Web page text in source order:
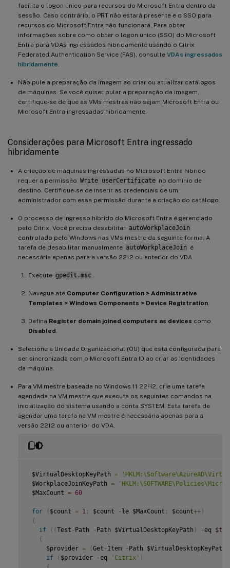
facilita o logon único para recursos do Microsoft Entra dentro da
sessão. Caso contrário, o PRT não estará presente e o SSO para
recursos do Microsoft Entra não funcionará. Para obter
informações sobre como obter o logon único (SSO) do Microsoft
Entra para VDAs ingressados hibridamente usando o Citrix
Federated Authentication Service (FAS), consulte VDAs ingressados
hibridamente
Não pule a preparação da imagem ao criar ou atualizar catálogos
de máquinas. Se você quiser pular a preparação da imagem,
certifique-se de que as VMs mestras não sejam Microsoft Entra ou
Microsoft Entra ingressadas hibridamente.
Considerações para Microsoft Entra ingressado
hibridamente
A criação de máquinas ingressadas no Microsoft Entra híbrido
requer a permissão Write userCertificate no domínio de
destino. Certifique-se de inserir as credenciais de um
administrador com essa permissão durante a criação do catálogo.
O processo de ingresso híbrido do Microsoft Entra é gerenciado
pelo Citrix. Você precisa desabilitar autoWorkplaceJoin
controlado pelo Windows nas VMs mestre da seguinte forma. A
tarefa de desabilitar manualmente autoWorkplaceJoin é
necessária apenas para a versão 2212 ou anterior do VDA.
Execute gpedit.msc
Navegue até Computer Configuration > Administrative
Templates > Windows Components > Device Registration
Defina Register domain joined computers as devices como
Disabled
Selecione a Unidade Organizacional (OU) que está configurada para
ser sincronizada com o Microsoft Entra ID ao criar as identidades
da máquina.
Para VM mestre baseada no Windows 11 22H2, crie uma tarefa
agendada na VM mestre que executa os seguintes comandos na
inicialização do sistema usando a conta SYSTEM. Esta tarefa de
agendar uma tarefa na VM mestre é necessária apenas para a
versão 2212 ou anterior do VDA.
$VirtualDesktopKeyPath =
$WorkplaceJoinKeyPath =
$MaxCount = 60
for ( $count = 1 ; $count - le $MaxCount ; $count++)
{
if
( (Test - Path - Path $VirtualDesktopKeyPath ) -eq $
{
     $provider
= (Get - Item - Path $VirtualDesktopKeyPath
if
( $provider -eq 'Citrix' )